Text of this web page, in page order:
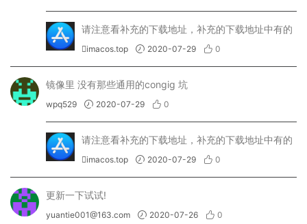
请注意看补充的下载地址，补充的下载地址中有的
imacos.top 2020-07-29 0
镜像里 没有那些通用的congig 坑
wpq529 2020-07-29 0
请注意看补充的下载地址，补充的下载地址中有的
imacos.top 2020-07-29 0
更新一下试试!
yuantie001@163.com 2020-07-26 0